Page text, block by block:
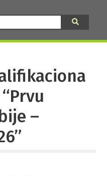
–